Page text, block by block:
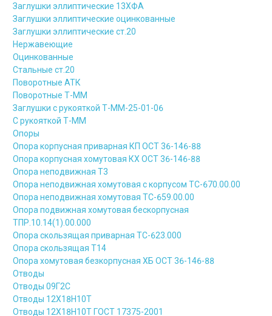
Заглушки эллиптические 13ХФА
Заглушки эллиптические оцинкованные
Заглушки эллиптические ст.20
Нержавеющие
Оцинкованные
Стальные ст.20
Поворотные АТК
Поворотные Т-ММ
Заглушки с рукояткой Т-ММ-25-01-06
С рукояткой Т-ММ
Опоры
Опора корпусная приварная КП ОСТ 36-146-88
Опора корпусная хомутовая КХ ОСТ 36-146-88
Опора неподвижная Т3
Опора неподвижная хомутовая с корпусом ТС-670.00.00
Опора неподвижная хомутовая ТС-659.00.00
Опора подвижная хомутовая бескорпусная
ТПР.10.14(1).00.000
Опора скользящая приварная ТС-623.000
Опора скользящая Т14
Опора хомутовая безкорпусная ХБ ОСТ 36-146-88
Отводы
Отводы 09Г2С
Отводы 12Х18Н10Т
Отводы 12Х18Н10Т ГОСТ 17375-2001